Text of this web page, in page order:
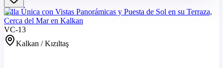
Villa Única con Vistas Panorámicas y Puesta de Sol en su Terraza,
Cerca del Mar en Kalkan
VC-13
Kalkan / Kızıltaş